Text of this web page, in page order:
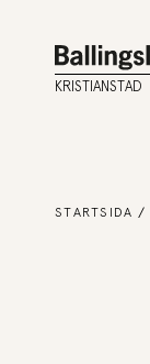
KRISTIANSTAD
STARTSIDA